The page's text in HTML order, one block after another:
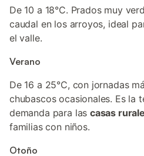
De 10 a 18°C. Prados muy
caudal en los arroyos, ideal
el valle.
Verano
De 16 a 25°C, con jornadas
chubascos ocasionales. Es la
demanda para lascasas
familias con niños.
Otoño